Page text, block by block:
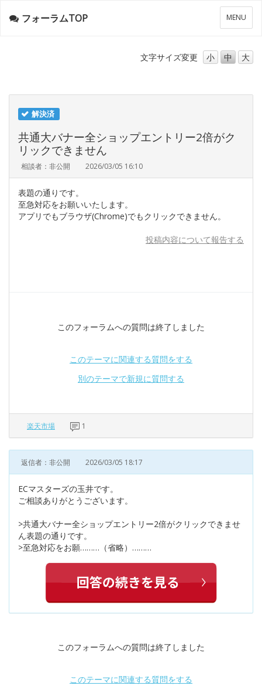
メ
ニ
ー
MENU
フォーラムTOP
文字サイズ変更 小 中 大
解決済
共通大バナー全ショップエントリー2倍がク
リックできません
相談者：非公開 2026/03/05 16:10
表題の通りです。
至急対応をお願いいたします。
アプリでもブラウザ(Chrome)でもクリックできません。
投稿内容について報告する
このフォーラムへの質問は終了しました
このテーマに関連する質問をする
別のテーマで新規に質問する
楽天市場 1
返信者：非公開 2026/03/05 18:17
ECマスターズの玉井です。
ご相談ありがとうございます。
>共通大バナー全ショップエントリー2倍がクリックできませ
ん表題の通りです。
>至急対応をお願………（省略）………
このフォーラムへの質問は終了しました
このテーマに関連する質問をする